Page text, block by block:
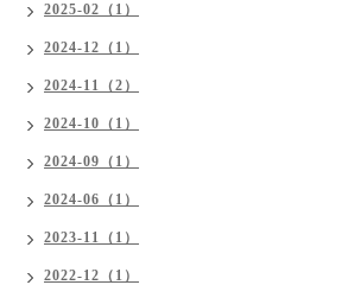
2025-02（1）
2024-12（1）
2024-11（2）
2024-10（1）
2024-09（1）
2024-06（1）
2023-11（1）
2022-12（1）